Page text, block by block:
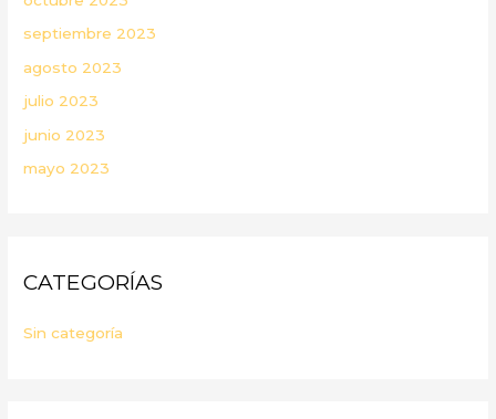
septiembre 2023
agosto 2023
julio 2023
junio 2023
mayo 2023
CATEGORÍAS
Sin categoría